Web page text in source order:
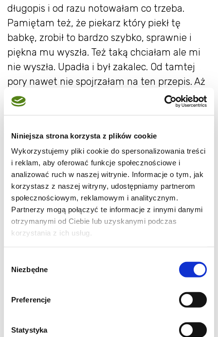
Niniejsza strona korzysta z plików cookie
Wykorzystujemy pliki cookie do spersonalizowania treści
i reklam, aby oferować funkcje społecznościowe i
analizować ruch w naszej witrynie. Informacje o tym, jak
korzystasz z naszej witryny, udostępniamy partnerom
społecznościowym, reklamowym i analitycznym.
Partnerzy mogą połączyć te informacje z innymi danymi
otrzymanymi od Ciebie lub uzyskanymi podczas
korzystania z ich usług.
zgody
Niezbędne
Preferencje
Statystyka
długopis i od razu notowałam co trzeba.
Pamiętam też, że piekarz który piekł tę
babkę, zrobił to bardzo szybko, sprawnie i
piękna mu wyszła. Też taką chciałam ale mi
nie wyszła. Upadła i był zakalec. Od tamtej
pory nawet nie spojrzałam na ten przepis. Aż
do dzisiaj, ponieważ szukałam czegoś na
akcję z kawą.
Pomyślałam sobie, że przez tyle
może się uda. No i udała się. Dzięki ozdobnej
foremce jaką niedawno nabyłam, jest nieco
ładniejsza ale i tak liczy się smak. Jest
puszysta, lekko wilgotna i dzięki kawie
aromatyczna. Prawdziwa czarna babka:)